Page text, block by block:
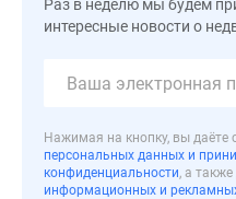
Видео
новостроек
застройщиком
Rutube
Поиск
Раз в неделю мы будем
интересные новости о
Нажимая на кнопку, вы даёте
персональных данных и
конфиденциальности, а также
информационных и